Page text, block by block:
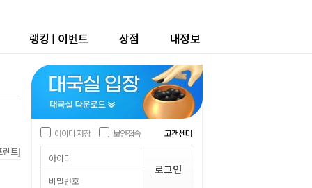
랭킹 | 이벤트 상점 내정보
린트]
아이디 저장 보안접속 고객센터